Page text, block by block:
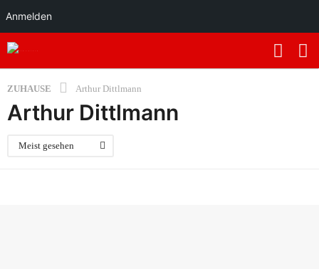
Anmelden
ZUHAUSE Arthur Dittlmann
Arthur Dittlmann
Meist gesehen